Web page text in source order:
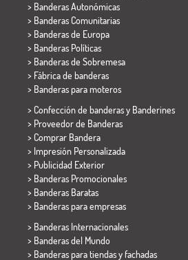
> Banderas Autonómicas
> Banderas Comunitarias
> Banderas de Europa
> Banderas Políticas
> Banderas de Sobremesa
> Fábrica de banderas
> Banderas para moteros
> Confección de banderas y Banderines
> Proveedor de Banderas
> Comprar Bandera
> Impresión Personalizada
> Publicidad Exterior
> Banderas Promocionales
> Banderas Baratas
> Banderas para empresas
> Banderas Internacionales
> Banderas del Mundo
> Banderas para tiendas y fachadas